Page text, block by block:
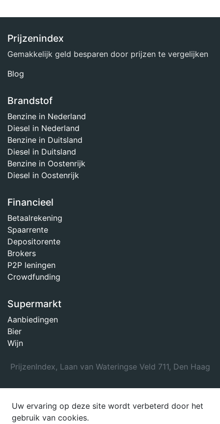
Prijzenindex
Gemakkelijk geld besparen door prijzen te vergelijken
Blog
Brandstof
Benzine in Nederland
Diesel in Nederland
Benzine in Duitsland
Diesel in Duitsland
Benzine in Oostenrijk
Diesel in Oostenrijk
Financieel
Betaalrekening
Spaarrente
Depositorente
Brokers
P2P leningen
Crowdfunding
Supermarkt
Aanbiedingen
Bier
Wijn
PrijzenIndex, Laan van Wateringse Veld 711, Den Haag
Uw ervaring op deze site wordt verbeterd door het
gebruik van cookies.